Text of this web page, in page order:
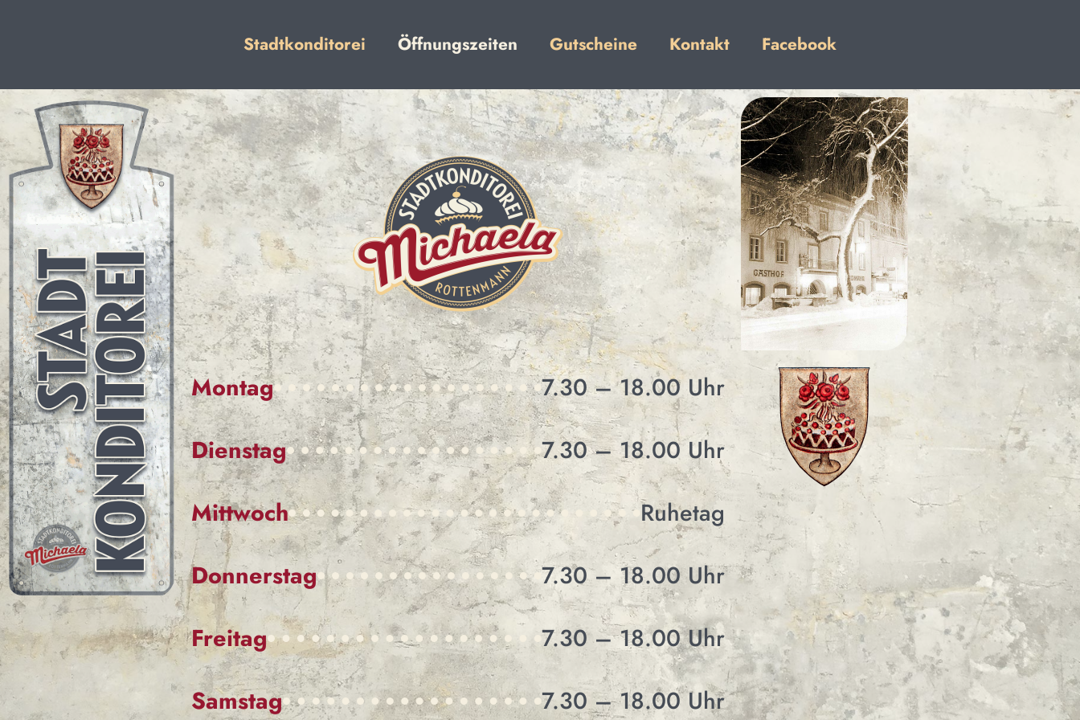
Stadtkonditorei Öffnungszeiten Gutscheine Kontakt Facebook
Montag
7.30 – 18.00 Uhr
Dienstag
7.30 – 18.00 Uhr
Mittwoch
Ruhetag
Donnerstag
7.30 – 18.00 Uhr
Freitag
7.30 – 18.00 Uhr
Samstag
7.30 – 18.00 Uhr